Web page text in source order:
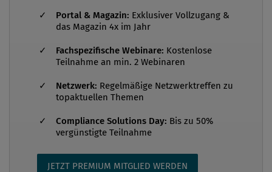
Transparenz, Integrität und rechtssicheres Handeln
hat sich gezeigt, dass ein systematischer Ansatz zur
Compliance unverzichtbar ist. Mit dem zweitägigen
Workshop „Compliance-Kompass“ eröffneten die
Bundeswettbewerbsbehörde und das Bundesamt
zur Korruptionsprävention und
Korruptionsbekämpfung im Rahmen ihrer
Kooperation ein i...
Portal & Magazin: Exklusiver Vollzugang &
das Magazin 4x im Jahr
Fachspezifische Webinare: Kostenlose
Teilnahme an min. 2 Webinaren
Netzwerk: Regelmäßige Netzwerktreffen zu
topaktuellen Themen
Compliance Solutions Day: Bis zu 50%
vergünstigte Teilnahme
JETZT PREMIUM MITGLIED WERDEN